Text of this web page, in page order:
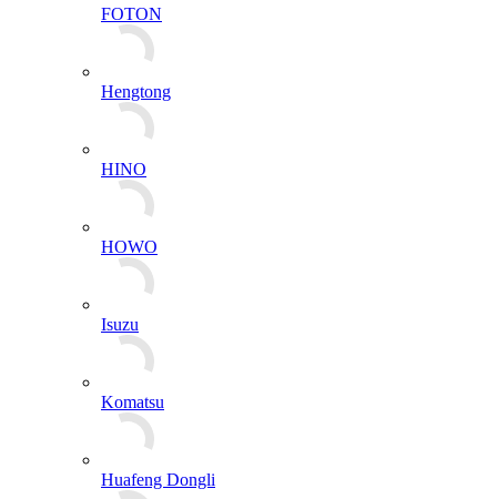
FOTON
Hengtong
HINO
HOWO
Isuzu
Komatsu
Huafeng Dongli